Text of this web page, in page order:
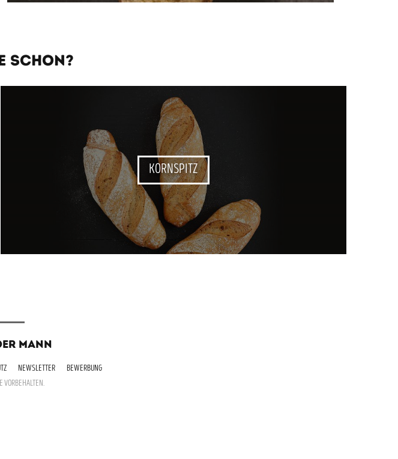
SCHON?
KORNSPITZ
MANN
NEWSLETTER
BEWERBUNG
VORBEHALTEN.